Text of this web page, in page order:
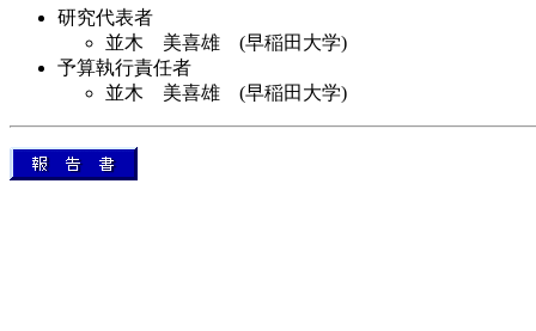
研究代表者
並木 美喜雄 (早稲田大学)
予算執行責任者
並木 美喜雄 (早稲田大学)